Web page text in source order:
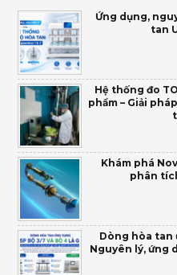
Ứng dụng,
tan
Hệ thống đo
phẩm – Giải
Khám phá
phân
Dòng hòa tan
Nguyên lý, ứng